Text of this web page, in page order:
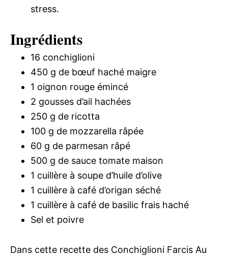
stress.
Ingrédients
16 conchiglioni
450 g de bœuf haché maigre
1 oignon rouge émincé
2 gousses d’ail hachées
250 g de ricotta
100 g de mozzarella râpée
60 g de parmesan râpé
500 g de sauce tomate maison
1 cuillère à soupe d’huile d’olive
1 cuillère à café d’origan séché
1 cuillère à café de basilic frais haché
Sel et poivre
Dans cette recette des Conchiglioni Farcis Au